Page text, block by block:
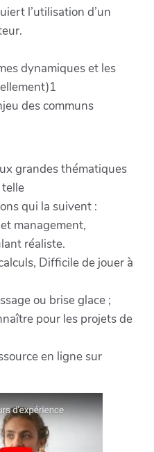
l’utilisation d’un
dynamiques et les
des communs
grandes thématiques
qui la suivent :
management,
réaliste.
Difficile de jouer à
ou brise glace ;
pour les projets de
en ligne sur